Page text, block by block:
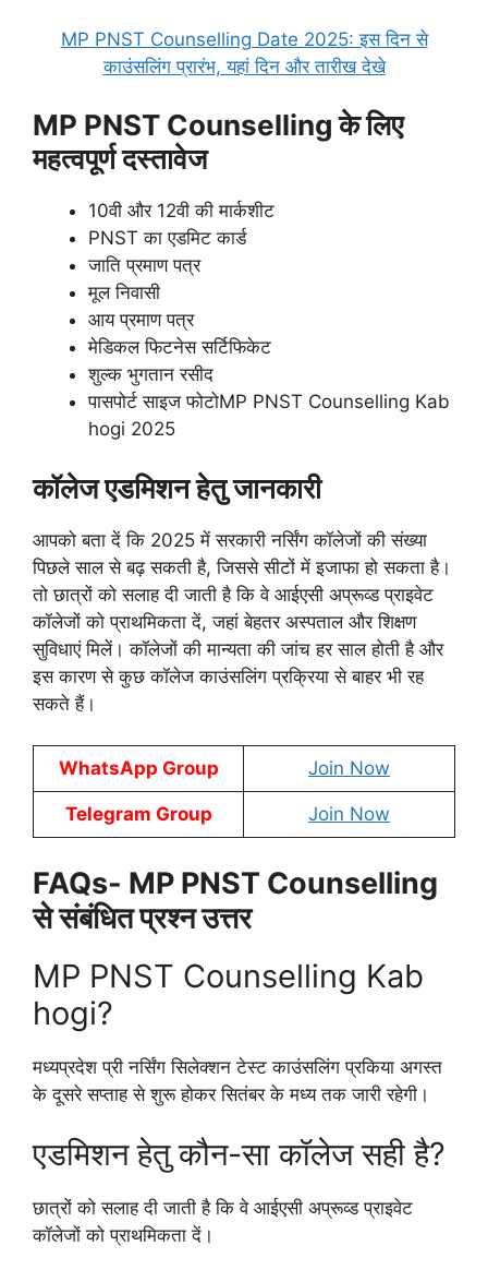
MP PNST Counselling Date 2025: इस दिन से
काउंसलिंग प्रारंभ, यहां दिन और तारीख देखे
MP PNST Counselling के लिए
महत्वपूर्ण दस्तावेज
10वी और 12वी की मार्कशीट
PNST का एडमिट कार्ड
जाति प्रमाण पत्र
मूल निवासी
आय प्रमाण पत्र
मेडिकल फिटनेस सर्टिफिकेट
शुल्क भुगतान रसीद
पासपोर्ट साइज फोटोMP PNST Counselling Kab
hogi 2025
कॉलेज एडमिशन हेतु जानकारी
आपको बता दें कि 2025 में सरकारी नर्सिंग कॉलेजों की संख्या
पिछले साल से बढ़ सकती है, जिससे सीटों में इजाफा हो सकता है।
तो छात्रों को सलाह दी जाती है कि वे आईएसी अप्रूव्ड प्राइवेट
कॉलेजों को प्राथमिकता दें, जहां बेहतर अस्पताल और शिक्षण
सुविधाएं मिलें। कॉलेजों की मान्यता की जांच हर साल होती है और
इस कारण से कुछ कॉलेज काउंसलिंग प्रक्रिया से बाहर भी रह
सकते हैं।
WhatsApp Group Join Now
Telegram Group Join Now
FAQs- MP PNST Counselling
से संबंधित प्रश्न उत्तर
MP PNST Counselling Kab
hogi?
मध्यप्रदेश प्री नर्सिंग सिलेक्शन टेस्ट काउंसलिंग प्रकिया अगस्त
के दूसरे सप्ताह से शुरू होकर सितंबर के मध्य तक जारी रहेगी।
एडमिशन हेतु कौन-सा कॉलेज सही है?
छात्रों को सलाह दी जाती है कि वे आईएसी अप्रूव्ड प्राइवेट
कॉलेजों को प्राथमिकता दें।